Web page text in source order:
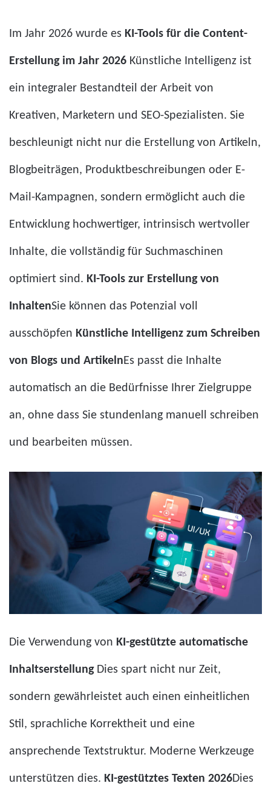
Im Jahr 2026 wurde es KI-Tools für die Content-
Erstellung im Jahr 2026 Künstliche Intelligenz ist
ein integraler Bestandteil der Arbeit von
Kreativen, Marketern und SEO-Spezialisten. Sie
beschleunigt nicht nur die Erstellung von Artikeln,
Blogbeiträgen, Produktbeschreibungen oder E-
Mail-Kampagnen, sondern ermöglicht auch die
Entwicklung hochwertiger, intrinsisch wertvoller
Inhalte, die vollständig für Suchmaschinen
optimiert sind. KI-Tools zur Erstellung von
InhaltenSie können das Potenzial voll
ausschöpfen Künstliche Intelligenz zum Schreiben
von Blogs und ArtikelnEs passt die Inhalte
automatisch an die Bedürfnisse Ihrer Zielgruppe
an, ohne dass Sie stundenlang manuell schreiben
und bearbeiten müssen.
Die Verwendung von KI-gestützte automatische
InhaltserstellungDies spart nicht nur Zeit,
sondern gewährleistet auch einen einheitlichen
Stil, sprachliche Korrektheit und eine
ansprechende Textstruktur. Moderne Werkzeuge
unterstützen dies. KI-gestütztes Texten 2026Dies